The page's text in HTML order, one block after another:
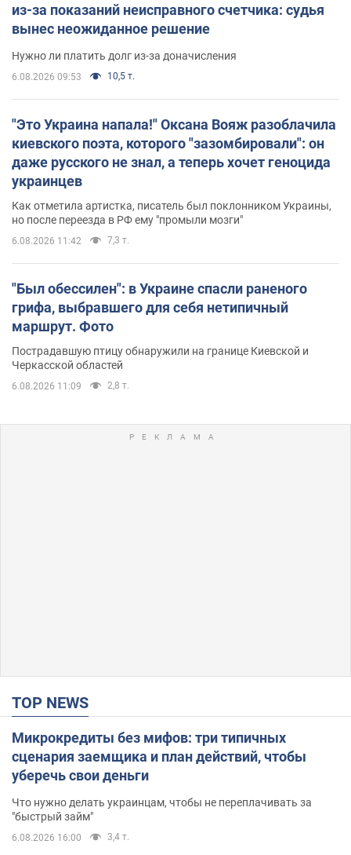
из-за показаний неисправного счетчика: судья
вынес неожиданное решение
Нужно ли платить долг из-за доначисления
6.08.2026 09:53 10,5 т.
"Это Украина напала!" Оксана Вояж разоблачила
киевского поэта, которого "зазомбировали": он
даже русского не знал, а теперь хочет геноцида
украинцев
Как отметила артистка, писатель был поклонником Украины,
но после переезда в РФ ему "промыли мозги"
6.08.2026 11:42 7,3 т.
"Был обессилен": в Украине спасли раненого
грифа, выбравшего для себя нетипичный
маршрут. Фото
Пострадавшую птицу обнаружили на границе Киевской и
Черкасской областей
6.08.2026 11:09 2,8 т.
TOP NEWS
Микрокредиты без мифов: три типичных
сценария заемщика и план действий, чтобы
уберечь свои деньги
Что нужно делать украинцам, чтобы не переплачивать за
"быстрый займ"
6.08.2026 16:00 3,4 т.